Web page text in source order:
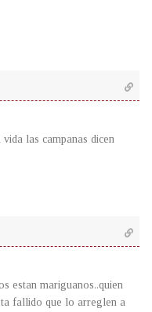
las campanas dicen
estan mariguanos..quien
fallido que lo arreglen a